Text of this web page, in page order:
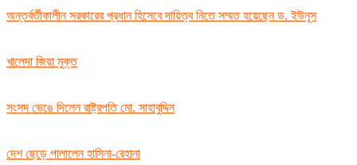
অন্তর্বর্তীকালীন সরকারের প্রধান হিসেবে দায়িত্ব নিতে সম্মত হয়েছেন ড. ইউনূস
খালেদা জিয়া মুক্ত
সংসদ ভেঙে দিলেন রাষ্ট্রপতি মো. সাহাবুদ্দিন
দেশ ছেড়ে পালালেন হাসিনা-রেহানা